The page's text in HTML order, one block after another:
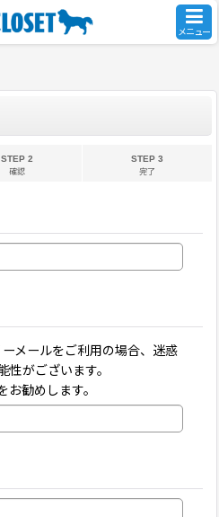
メニュー
STEP 2
確認
STEP 3
完了
メールをご利用の場合、迷惑
がございます。
勧めします。